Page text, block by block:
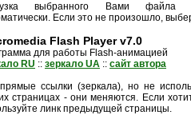
выбранного Вами файла
Если это не произошло,
Flash Player v7.0
для работы Flash-анимацией
RU :: зеркало UA :: сайт автора
ссылки (зеркала), но не
страницах - они меняются. Если
линк предыдущей страницы.